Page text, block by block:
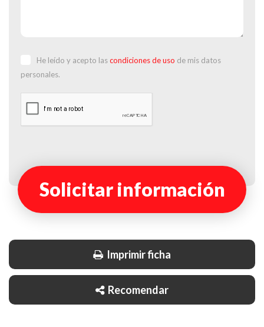
He leído y acepto lascondiciones de uso de mis datos
personales.
Solicitar información
Imprimir ficha
Recomendar